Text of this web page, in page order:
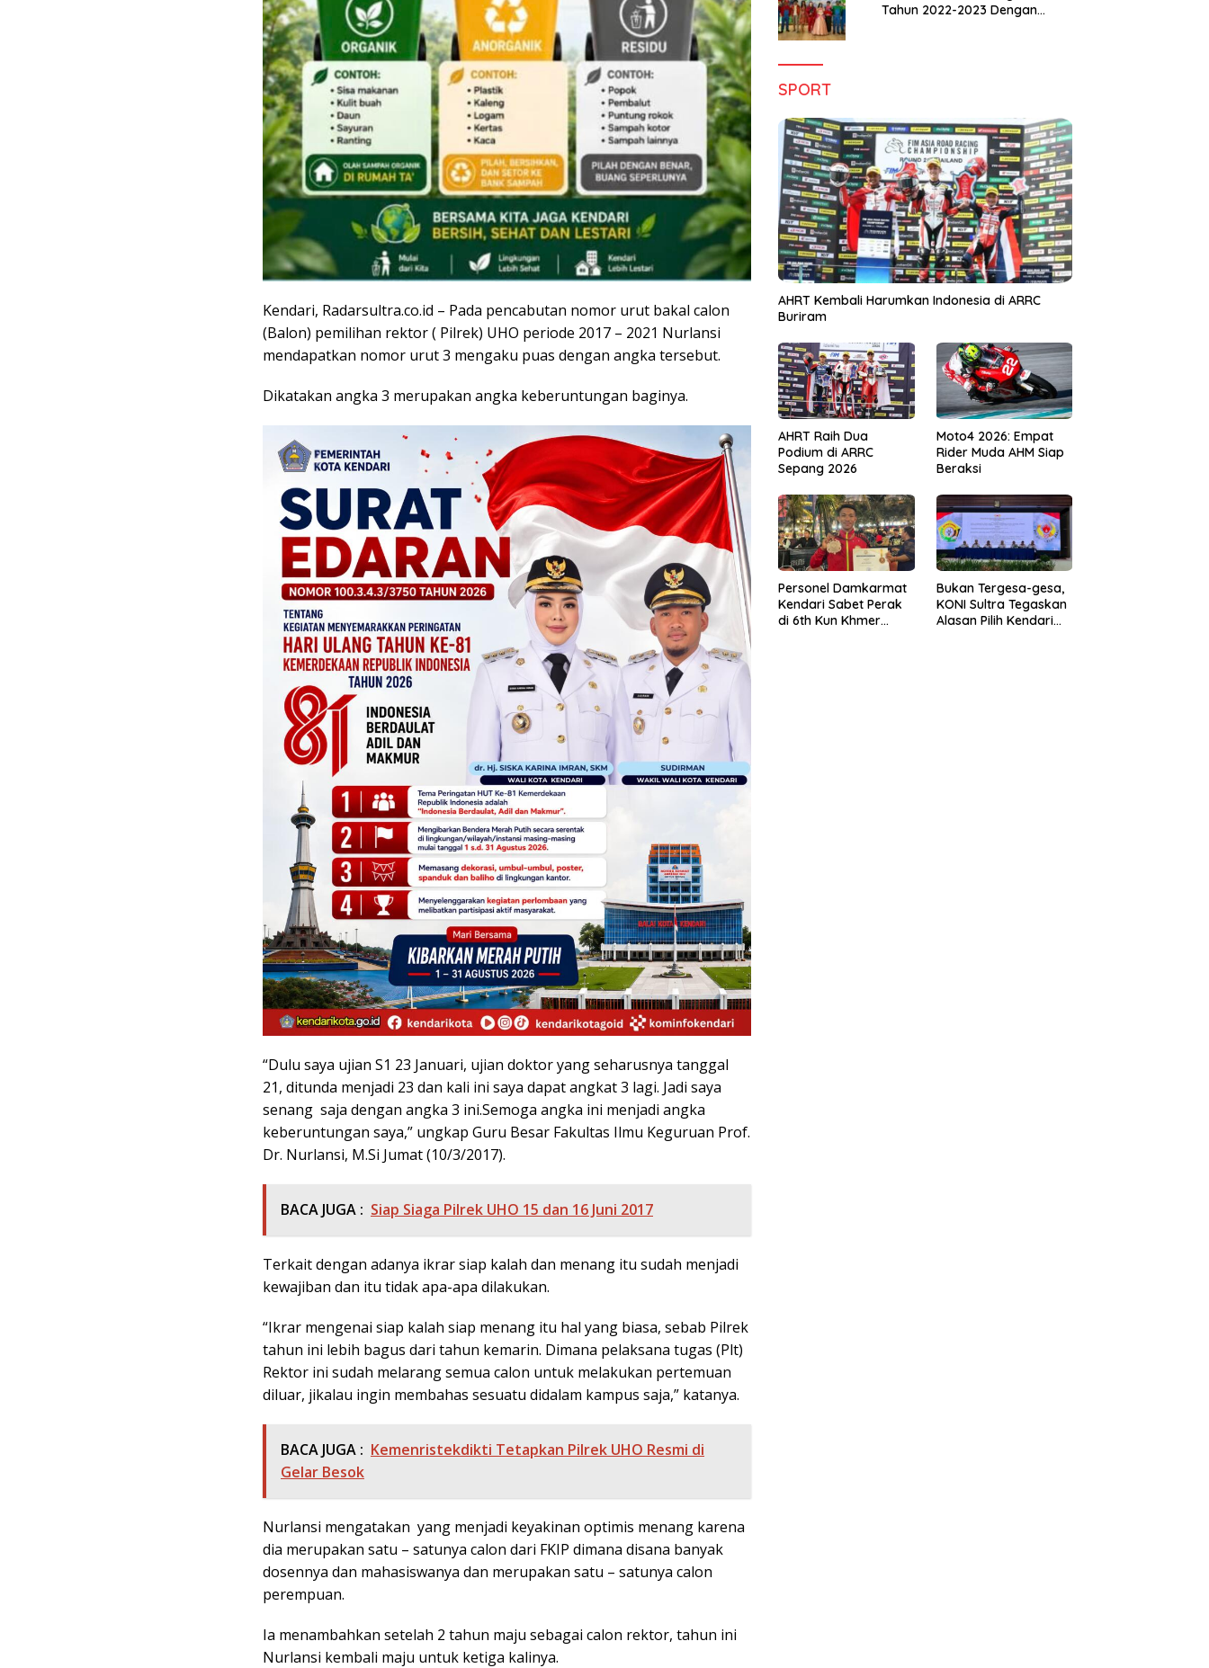
Kendari, Radarsultra.co.id – Pada pencabutan nomor urut bakal calon
(Balon) pemilihan rektor ( Pilrek) UHO periode 2017 – 2021 Nurlansi
mendapatkan nomor urut 3 mengaku puas dengan angka tersebut.
Dikatakan angka 3 merupakan angka keberuntungan baginya.
“Dulu saya ujian S1 23 Januari, ujian doktor yang seharusnya tanggal
21, ditunda menjadi 23 dan kali ini saya dapat angkat 3 lagi. Jadi saya
senang saja dengan angka 3 ini.Semoga angka ini menjadi angka
keberuntungan saya,” ungkap Guru Besar Fakultas Ilmu Keguruan Prof.
Dr. Nurlansi, M.Si Jumat (10/3/2017).
BACA JUGA : Siap Siaga Pilrek UHO 15 dan 16 Juni 2017
Terkait dengan adanya ikrar siap kalah dan menang itu sudah menjadi
kewajiban dan itu tidak apa-apa dilakukan.
“Ikrar mengenai siap kalah siap menang itu hal yang biasa, sebab Pilrek
tahun ini lebih bagus dari tahun kemarin. Dimana pelaksana tugas (Plt)
Rektor ini sudah melarang semua calon untuk melakukan pertemuan
diluar, jikalau ingin membahas sesuatu didalam kampus saja,” katanya.
BACA JUGA : Kemenristekdikti Tetapkan Pilrek UHO Resmi di
Gelar Besok
Nurlansi mengatakan yang menjadi keyakinan optimis menang karena
dia merupakan satu – satunya calon dari FKIP dimana disana banyak
dosennya dan mahasiswanya dan merupakan satu – satunya calon
perempuan.
Ia menambahkan setelah 2 tahun maju sebagai calon rektor, tahun ini
Nurlansi kembali maju untuk ketiga kalinya.
Tahun 2022-2023 Dengan
SPORT
AHRT Kembali Harumkan Indonesia di ARRC
Buriram
AHRT Raih Dua
Podium di ARRC
Sepang 2026
Moto4 2026: Empat
Rider Muda AHM Siap
Beraksi
Personel Damkarmat
Kendari Sabet Perak
di 6th Kun Khmer
Bukan Tergesa-gesa,
KONI Sultra Tegaskan
Alasan Pilih Kendari